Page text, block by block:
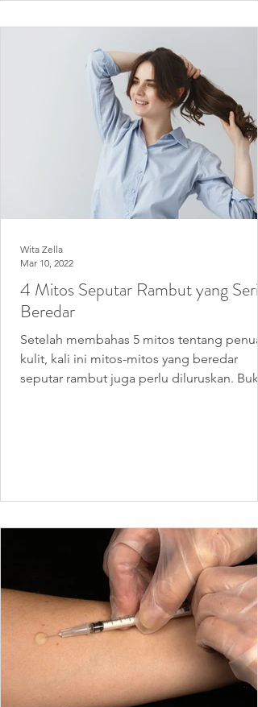
4 Mitos Seputar Rambut yang
Beredar
Setelah membahas 5 mitos tentang
kulit, kali ini mitos-mitos yang beredar
seputar rambut juga perlu diluruskan.
Wita Zella
Mar 10, 2022